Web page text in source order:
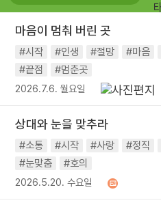
#희망
#나눔 #친구 #링컨학교
#독서
#건강 #면역력
마음이 멈춰 버린 곳
#시작 #인생 #절망 #마음
#끝점
#멈춘곳
2026.7.6. 월요일
상대와 눈을 맞추라
#소통 #시작 #사랑 #정직
#눈맞춤
#호의
2026.5.20. 수요일